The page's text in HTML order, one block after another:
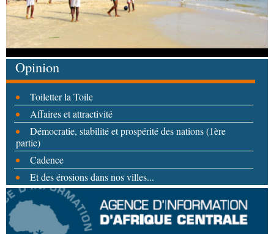
Opinion
Toiletter la Toile
Affaires et attractivité
Démocratie, stabilité et prospérité des nations (1ère
partie)
Cadence
Et des érosions dans nos villes...